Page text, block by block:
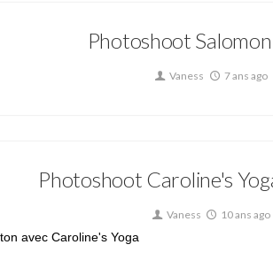
Photoshoot
Vaness 7 ans ago
Photoshoot Caroline's
Vaness 10 ans ago
avec Caroline's Yoga